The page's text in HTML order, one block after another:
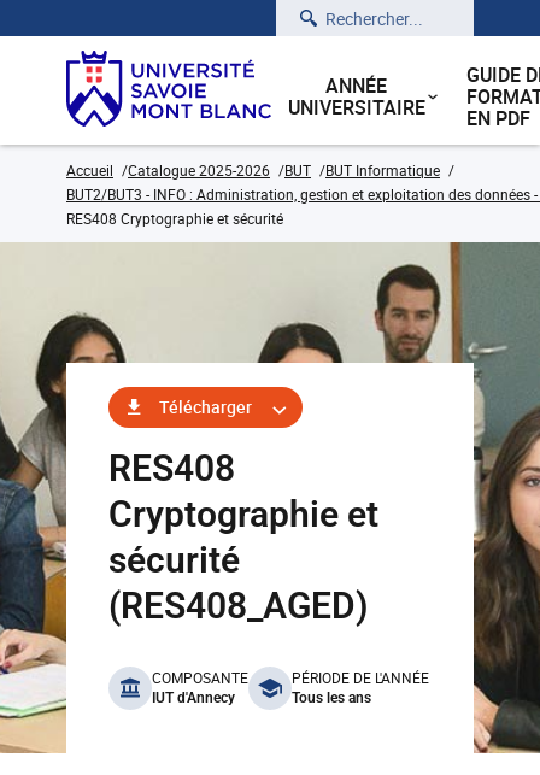
Rechercher
ANNÉE
UNIVERSITAIRE
GUIDE
EN PDF
Accueil Catalogue 2025-2026 BUT
BUT Informatique
BUT2/BUT3 - INFO : Administration, gestion et exploitation des données
RES408 Cryptographie et sécurité
Télécharger
RES408
Cryptographie et
sécurité
(RES408_AGED)
benefits
COMPOSANTE
IUT d'Annecy
PÉRIODE DE L'ANNÉE
Tous les ans